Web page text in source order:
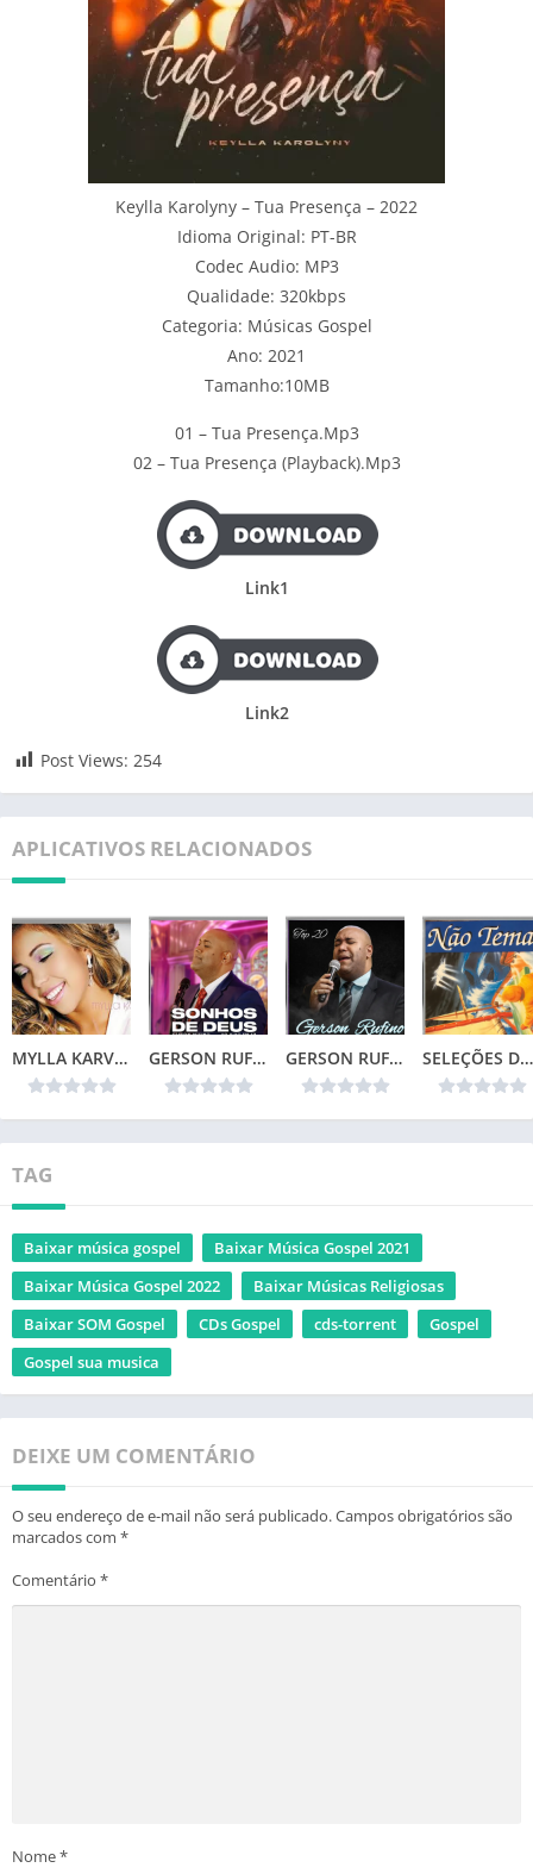
Keylla Karolyny – Tua Presença – 2022
Idioma Original: PT-BR
Codec Audio: MP3
Qualidade: 320kbps
Categoria: Músicas Gospel
Ano: 2021
Tamanho:10MB
01 – Tua Presença.Mp3
02 – Tua Presença (Playback).Mp3
Link1
Link2
Post Views: 254
APLICATIVOS RELACIONADOS
MYLLA KARVALHO – MINHA VIDA GERSON RUFINO – SONHOS DE DEUS (2024) GERSON RUFINO – TOP 20 SELEÇÕES DA COLEÇÃO CANÇÕES DE VIDA – NÃO TEMAS (1996)📌
TAG
Baixar música gospel
Baixar Música Gospel 2021
Baixar Música Gospel 2022
Baixar Músicas Religiosas
Baixar SOM Gospel
CDs Gospel cds-torrent
Gospel
Gospel sua musica
DEIXE UM COMENTÁRIO
O seu endereço de e-mail não será publicado.Campos obrigatórios são
marcados com *
Comentário *
Nome*